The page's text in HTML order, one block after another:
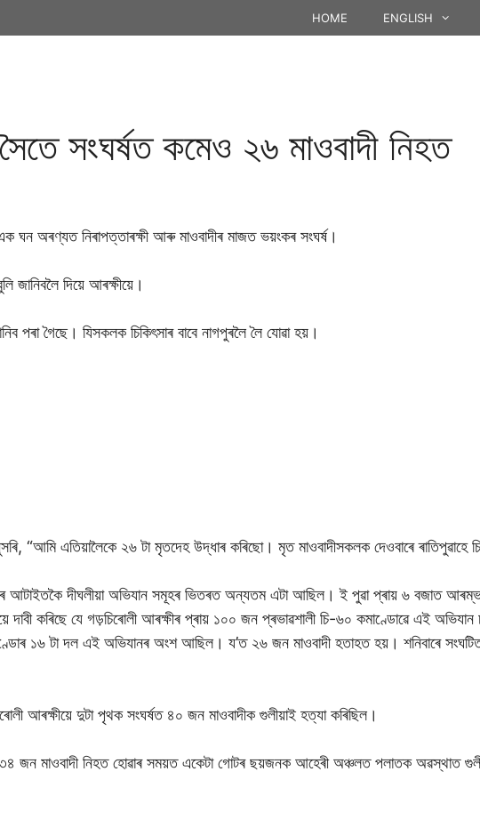
HOME ENGLISH
সৈতে সংঘৰ্ষত কমেও ২৬ মাওবাদী নিহত
এক ঘন অৰণ্যত নিৰাপত্তাৰক্ষী আৰু মাওবাদীৰ মাজত ভয়ংকৰ সংঘৰ্ষ।
জানিবলৈ দিয়ে আৰক্ষীয়ে।
পৰা গৈছে। যিসকলক চিকিৎসাৰ বাবে নাগপুৰলৈ লৈ যোৱা হয়।
“আমি এতিয়ালৈকে ২৬ টা মৃতদেহ উদ্ধাৰ কৰিছো। মৃত মাওবাদীসকলক দেওবাৰে ৰাতিপুৱাহে
আটাইতকৈ দীঘলীয়া অভিযান সমূহৰ ভিতৰত অন্যতম এটা আছিল। ই পুৱা প্ৰায় ৬ বজাত
দাবী কৰিছে যে গড়চিৰোলী আৰক্ষীৰ প্ৰায় ১০০ জন প্ৰভাৱশালী চি-৬০ কমাণ্ডোৱে এই
১৬ টা দল এই অভিযানৰ অংশ আছিল। য’ত ২৬ জন মাওবাদী হতাহত হয়। শনিবাৰে সংঘটিত
আৰক্ষীয়ে দুটা পৃথক সংঘৰ্ষত ৪০ জন মাওবাদীক গুলীয়াই হত্যা কৰিছিল।
৩৪ জন মাওবাদী নিহত হোৱাৰ সময়ত একেটা গোটৰ ছয়জনক আহেৰী অঞ্চলত পলাতক অৱস্থাত